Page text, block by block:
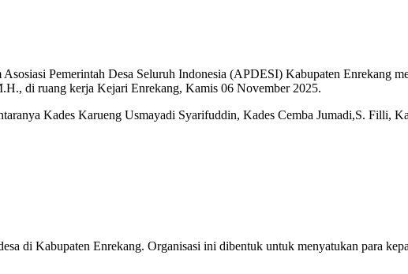
Pemerintah Desa Seluruh Indonesia (APDESI) Kabupaten Enrekang
di ruang kerja Kejari Enrekang, Kamis 06 November 2025.
Kades Karueng Usmayadi Syarifuddin, Kades Cemba Jumadi,S. Filli,
di Kabupaten Enrekang. Organisasi ini dibentuk untuk menyatukan para